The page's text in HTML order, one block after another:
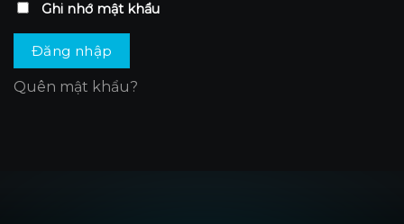
Ghi nhớ mật khẩu
Đăng nhập
Quên mật khẩu?